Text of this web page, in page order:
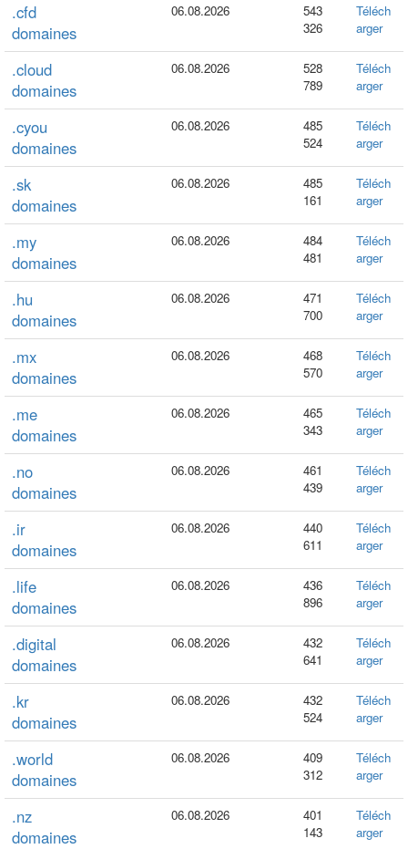
.cfd
domaines
06.08.2026
543
326
Téléch
arger
.cloud
domaines
06.08.2026
528
789
Téléch
arger
.cyou
domaines
06.08.2026
485
524
Téléch
arger
.sk
domaines
06.08.2026
485
161
Téléch
arger
.my
domaines
06.08.2026
484
481
Téléch
arger
.hu
domaines
06.08.2026
471
700
Téléch
arger
.mx
domaines
06.08.2026
468
570
Téléch
arger
.me
domaines
06.08.2026
465
343
Téléch
arger
.no
domaines
06.08.2026
461
439
Téléch
arger
.ir
domaines
06.08.2026
440
611
Téléch
arger
.life
domaines
06.08.2026
436
896
Téléch
arger
.digital
domaines
06.08.2026
432
641
Téléch
arger
.kr
domaines
06.08.2026
432
524
Téléch
arger
.world
domaines
06.08.2026
409
312
Téléch
arger
.nz
domaines
06.08.2026
401
143
Téléch
arger